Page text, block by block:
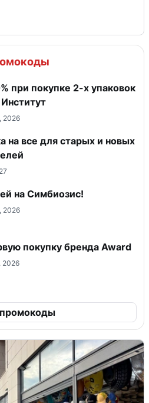
при покупке 2-х упаковок
2026
на все для старых и новых
на Симбиозис!
2026
покупку бренда Award
2026